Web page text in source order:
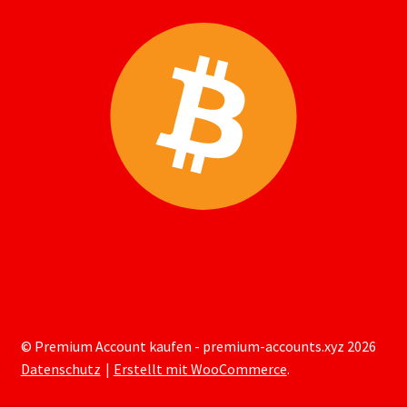
© Premium Account kaufen - premium-accounts.xyz 2026
Datenschutz
Erstellt mit WooCommerce.